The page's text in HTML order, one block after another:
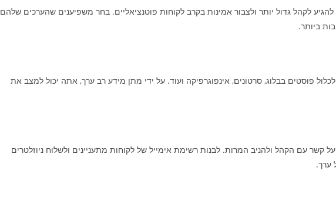
לקהל גדול יותר ולצבור אמינות בקרב לקוחות פוטנציאליים. בחר משפיענים שהערכים שלהם
ביותר.
פוסטים בבלוג, סרטונים, אינפוגרפיקה ועוד. על ידי מתן מידע רב ערך, אתה יכול למצב את
קשר עם הקהל ולהניב המרות. לבנות רשימת אימייל של לקוחות מתעניינים ולשלוח ניוזלטרים
ערך.